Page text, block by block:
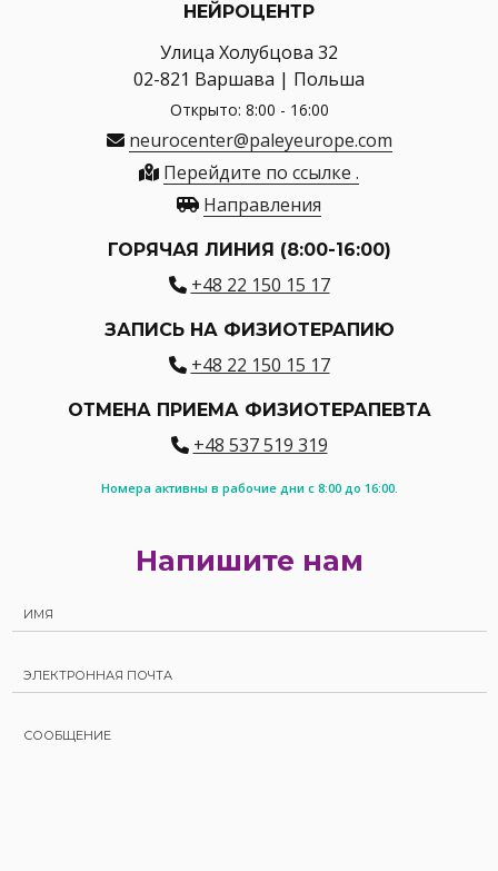
НЕЙРОЦЕНТР
Улица Холубцова 32
02-821 Варшава | Польша
Открыто: 8:00 - 16:00
neurocenter@paleyeurope.com
Перейдите по ссылке .
Направления
ГОРЯЧАЯ ЛИНИЯ (8:00-16:00)
+48 22 150 15 17
ЗАПИСЬ НА ФИЗИОТЕРАПИЮ
+48 22 150 15 17
ОТМЕНА ПРИЕМА ФИЗИОТЕРАПЕВТА
+48 537 519 319
Номера активны в рабочие дни с 8:00 до 16:00.
Напишите нам